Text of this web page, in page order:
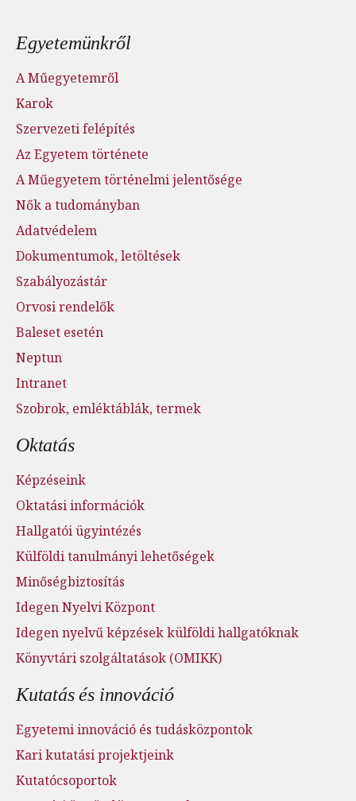
Lábléc menü
Egyetemünkről
A Műegyetemről
Karok
Szervezeti felépítés
Az Egyetem története
A Műegyetem történelmi jelentősége
Nők a tudományban
Adatvédelem
Dokumentumok, letöltések
Szabályozástár
Orvosi rendelők
Baleset esetén
Neptun
Intranet
Szobrok, emléktáblák, termek
Oktatás
Képzéseink
Oktatási információk
Hallgatói ügyintézés
Külföldi tanulmányi lehetőségek
Minőségbiztosítás
Idegen Nyelvi Központ
Idegen nyelvű képzések külföldi hallgatóknak
Könyvtári szolgáltatások (OMIKK)
Kutatás és innováció
Egyetemi innováció és tudásközpontok
Kari kutatási projektjeink
Kutatócsoportok